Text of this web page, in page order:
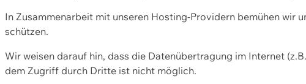
In Zusammenarbeit mit unseren Hosting-Providern bemühen wir
schützen.
Wir weisen darauf hin, dass die Datenübertragung im Internet
dem Zugriff durch Dritte ist nicht möglich.